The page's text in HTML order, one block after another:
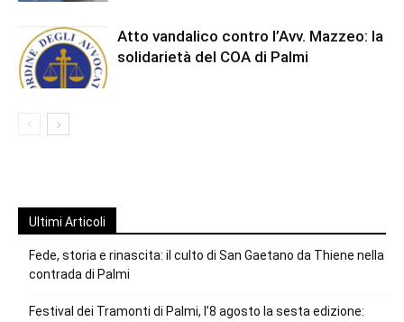
Atto vandalico contro l’Avv. Mazzeo: la
solidarietà del COA di Palmi
Ultimi Articoli
Fede, storia e rinascita: il culto di San Gaetano da Thiene nella
contrada di Palmi
Festival dei Tramonti di Palmi, l’8 agosto la sesta edizione: